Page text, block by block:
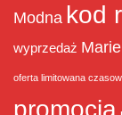
Modna kod
wyprzedaż
oferta limitowana
promocja